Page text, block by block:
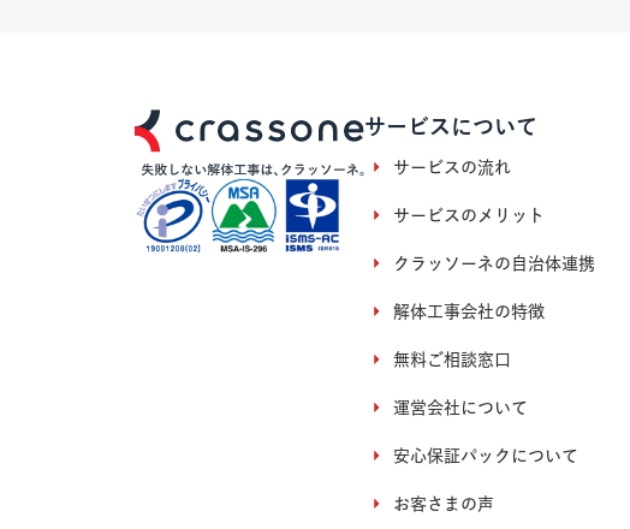
サービスについて
サービスの流れ
サービスのメリット
クラッソーネの自治体連携
解体工事会社の特徴
無料ご相談窓口
運営会社について
安心保証パックについて
お客さまの声